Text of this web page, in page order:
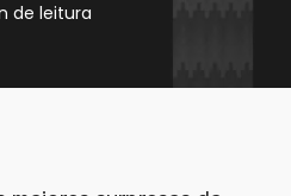
de leitura